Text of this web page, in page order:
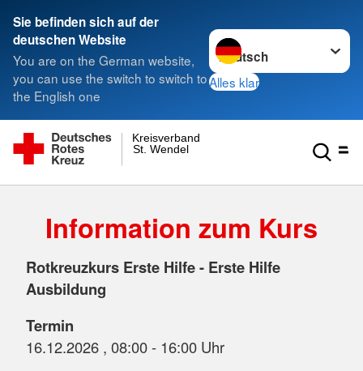
Sie befinden sich auf der
deutschen Website
You are on the German website,
you can use the switch to switch to
the English one
Sprache wechseln zu
Alles klar
St. Wendel
Kreisverband
Information zum Kurs
Rotkreuzkurs Erste Hilfe - Erste Hilfe
Ausbildung
Termin
16.12.2026 , 08:00 - 16:00 Uhr